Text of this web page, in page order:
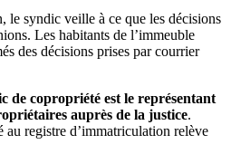
le syndic veille à ce que les décisions
Les habitants de l’immeuble
des décisions prises par courrier
de copropriété est le représentant
auprès de la justice.
registre d’immatriculation relève